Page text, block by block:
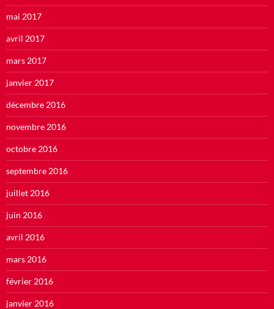
mai 2017
avril 2017
mars 2017
janvier 2017
décembre 2016
novembre 2016
octobre 2016
septembre 2016
juillet 2016
juin 2016
avril 2016
mars 2016
février 2016
janvier 2016